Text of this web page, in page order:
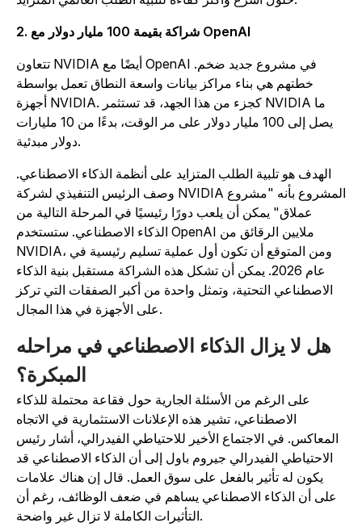
2. شراكة بقيمة 100 مليار دولار مع OpenAI
تتعاون NVIDIA أيضًا مع OpenAI في مشروع جديد ضخم.
خطتهم هي بناء مراكز بيانات واسعة النطاق تعمل بواسطة
أجهزة NVIDIA. كجزء من هذا الجهد، قد تستثمر NVIDIA ما
يصل إلى 100 مليار دولار على مر الوقت، بدءًا من 10 مليارات
الهدف هو تلبية الطلب المتزايد على أنظمة الذكاء الاصطناعي.
وصف الرئيس التنفيذي لشركة NVIDIA المشروع بأنه "مشروع
عملاق" يمكن أن يلعب دورًا رئيسيًا في المرحلة التالية من
الذكاء الاصطناعي. ستستخدم OpenAI ملايين الرقائق من
NVIDIA، ومن المتوقع أن تكون أول عملية تسليم رئيسية في
عام 2026. يمكن أن تشكل هذه الشراكة مستقبل بنية الذكاء
الاصطناعي التحتية، وتمثل واحدة من أكبر الصفقات التي تركز
هل لا يزال الذكاء الاصطناعي في مراحله
المبكرة؟
على الرغم من الأسئلة الجارية حول فقاعة محتملة للذكاء
الاصطناعي، تشير هذه الإعلانات الاستثمارية في الاتجاه
المعاكس. في الاجتماع الأخير للاحتياطي الفيدرالي، أشار رئيس
الاحتياطي الفيدرالي جيروم باول إلى أن الذكاء الاصطناعي قد
يكون له تأثير بالفعل على سوق العمل. قال إن هناك علامات
على أن الذكاء الاصطناعي يساهم في ضعف الوظائف، رغم أن